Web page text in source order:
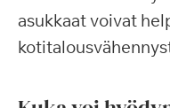
asukkaat voivat